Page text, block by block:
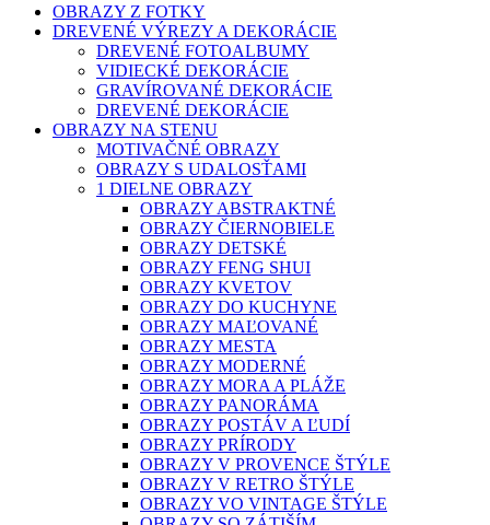
OBRAZY Z FOTKY
DREVENÉ VÝREZY A DEKORÁCIE
DREVENÉ FOTOALBUMY
VIDIECKÉ DEKORÁCIE
GRAVÍROVANÉ DEKORÁCIE
DREVENÉ DEKORÁCIE
OBRAZY NA STENU
MOTIVAČNÉ OBRAZY
OBRAZY S UDALOSŤAMI
1 DIELNE OBRAZY
OBRAZY ABSTRAKTNÉ
OBRAZY ČIERNOBIELE
OBRAZY DETSKÉ
OBRAZY FENG SHUI
OBRAZY KVETOV
OBRAZY DO KUCHYNE
OBRAZY MAĽOVANÉ
OBRAZY MESTA
OBRAZY MODERNÉ
OBRAZY MORA A PLÁŽE
OBRAZY PANORÁMA
OBRAZY POSTÁV A ĽUDÍ
OBRAZY PRÍRODY
OBRAZY V PROVENCE ŠTÝLE
OBRAZY V RETRO ŠTÝLE
OBRAZY VO VINTAGE ŠTÝLE